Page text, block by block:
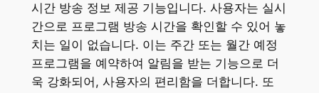
시간 방송 정보 제공 기능입니다. 사용자는 실시
간으로 프로그램 방송 시간을 확인할 수 있어 놓
치는 일이 없습니다. 이는 주간 또는 월간 예정
프로그램을 예약하여 알림을 받는 기능으로 더
욱 강화되어, 사용자의 편리함을 더합니다. 또